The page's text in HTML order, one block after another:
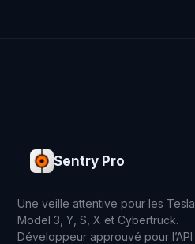
Sentry Pro
Une veille attentive pour les Tesla
Model 3, Y, S, X et Cybertruck.
Développeur approuvé pour l’API